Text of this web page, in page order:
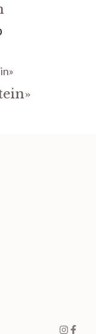
Prisområde:
kr400.00